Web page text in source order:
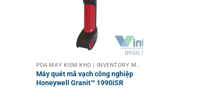
PDA MÁY KIỂM KHO | INVENTORY MACHINE
Máy quét mã vạch công nghiệp
Honeywell Granit™ 1990iSR